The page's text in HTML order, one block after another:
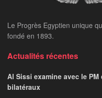
Le Progrès Egyptien unique
fondé en 1893.
Actualités récentes
Al Sissi examine avec le
bilatéraux